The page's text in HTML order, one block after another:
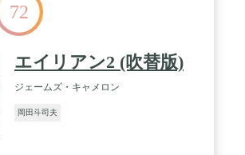
72
エイリアン2 (吹替版)
ジェームズ・キャメロン
岡田斗司夫